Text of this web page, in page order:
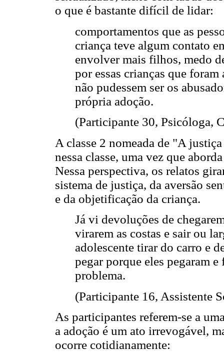
o que é bastante difícil de lidar:
comportamentos que as
criança teve algum contato
envolver mais filhos, medo
por essas crianças que
não pudessem ser os
própria adoção.
(Participante 30, Psicóloga,
A classe 2 nomeada de "A
nessa classe, uma vez que
Nessa perspectiva, os relatos
sistema de justiça, da aversão
e da objetificação da criança.
Já vi devoluções de
virarem as costas e sair ou
adolescente tirar do carro e
pegar porque eles pegaram
problema.
(Participante 16, Assistente
As participantes referem-se a
a adoção é um ato irrevogável,
ocorre cotidianamente: